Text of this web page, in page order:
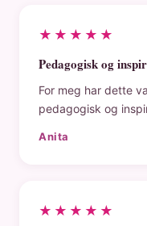
★★★★★
Pedagogisk og
For meg har dette
pedagogisk og
Anita
★★★★★